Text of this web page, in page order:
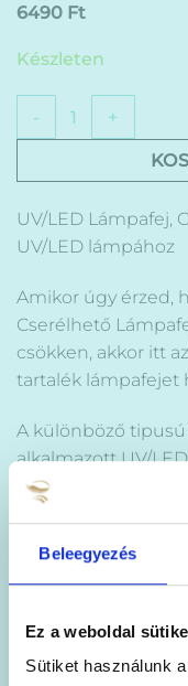
Beleegyezés
Ez a weboldal
Sütiket használunk
6490 Ft
Készleten
UV/LED Lámpafej,
UV/LED lámpához
Amikor úgy érzed,
Cserélhető
csökken, akkor itt
tartalék lámpafejet
A különböző
alkalmazott UV/
folyamat, hogy
használat után a
amit abból veszel
ideje fokozatosan
ha megrendeled a
folytathatod is a